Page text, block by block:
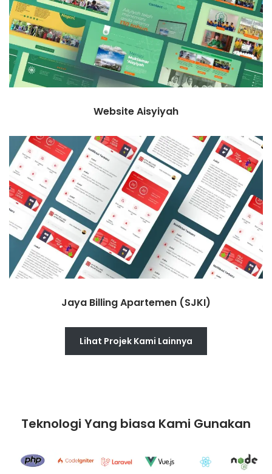
Website Aisyiyah
Jaya Billing Apartemen (SJKI)
Lihat Projek Kami Lainnya
Teknologi Yang biasa Kami Gunakan